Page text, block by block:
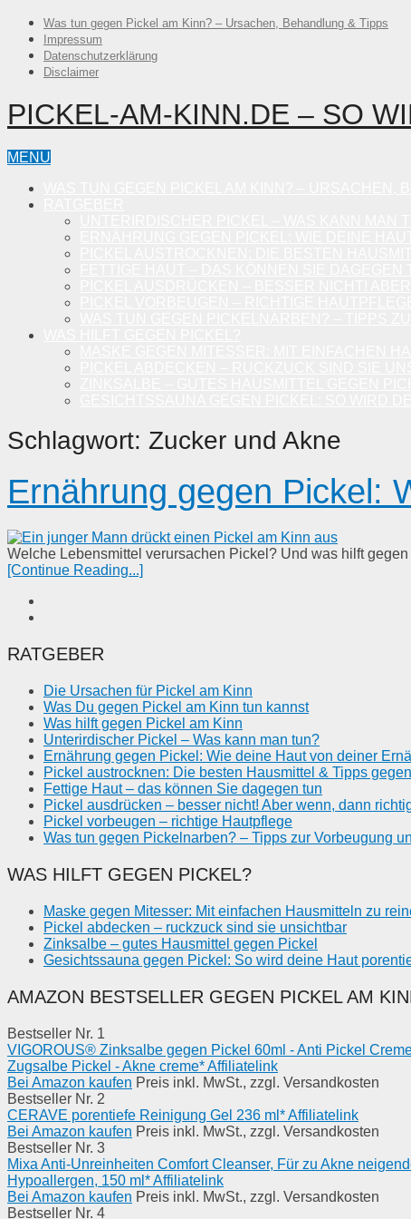
Was tun gegen Pickel am Kinn? – Ursachen, Behandlung & Tipps
Impressum
Datenschutzerklärung
Disclaimer
PICKEL-AM-KINN.DE – SO
MENU
Schlagwort: Zucker und Akne
Ernährung gegen Pickel:
Welche Lebensmittel verursachen Pickel? Und was hilft
[Continue Reading...]
RATGEBER
Die Ursachen für Pickel am Kinn
Was Du gegen Pickel am Kinn tun kannst
Was hilft gegen Pickel am Kinn
Unterirdischer Pickel – Was kann man tun?
Ernährung gegen Pickel: Wie deine Haut von deiner
Pickel austrocknen: Die besten Hausmittel & Tipps
Fettige Haut – das können Sie dagegen tun
Pickel ausdrücken – besser nicht! Aber wenn, dann
Pickel vorbeugen – richtige Hautpflege
Was tun gegen Pickelnarben? – Tipps zur Vorbeugung
WAS HILFT GEGEN PICKEL?
Maske gegen Mitesser: Mit einfachen Hausmitteln zu
Pickel abdecken – ruckzuck sind sie unsichtbar
Zinksalbe – gutes Hausmittel gegen Pickel
Gesichtssauna gegen Pickel: So wird deine Haut
AMAZON BESTSELLER GEGEN PICKEL AM
Bestseller Nr. 1
VIGOROUS® Zinksalbe gegen Pickel 60ml - Anti Pickel
Zugsalbe Pickel - Akne creme* Affiliatelink
Bei Amazon kaufen Preis inkl. MwSt., zzgl. Versandkosten
Bestseller Nr. 2
CERAVE porentiefe Reinigung Gel 236 ml* Affiliatelink
Bei Amazon kaufen Preis inkl. MwSt., zzgl. Versandkosten
Bestseller Nr. 3
Mixa Anti-Unreinheiten Comfort Cleanser, Für zu Akne
Hypoallergen, 150 ml* Affiliatelink
Bei Amazon kaufen Preis inkl. MwSt., zzgl. Versandkosten
Bestseller Nr. 4